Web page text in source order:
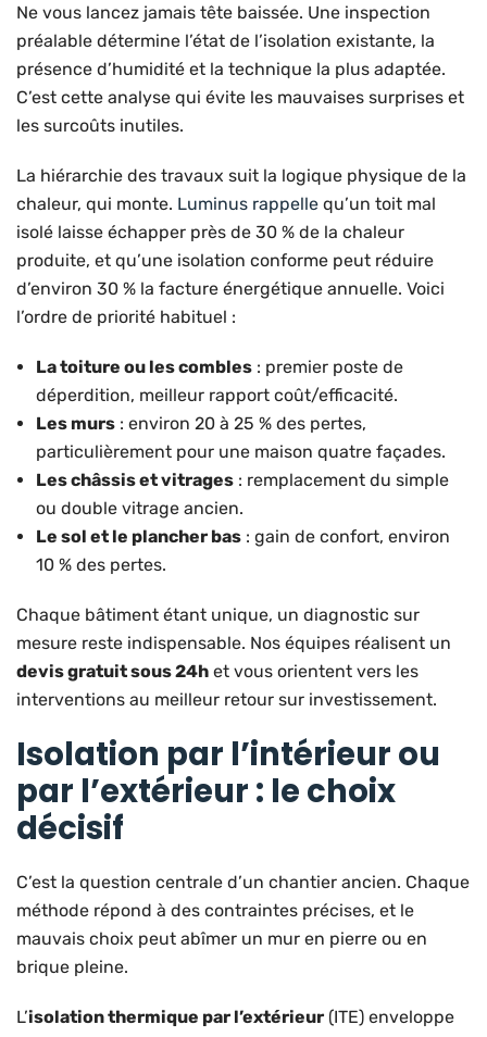
Ne vous lancez jamais tête baissée. Une inspection
préalable détermine l’état de l’isolation existante, la
présence d’humidité et la technique la plus adaptée.
C’est cette analyse qui évite les mauvaises surprises et
les surcoûts inutiles.
La hiérarchie des travaux suit la logique physique de la
chaleur, qui monte. Luminus rappelle qu’un toit mal
isolé laisse échapper près de 30 % de la chaleur
produite, et qu’une isolation conforme peut réduire
d’environ 30 % la facture énergétique annuelle. Voici
l’ordre de priorité habituel :
La toiture ou les combles : premier poste de
déperdition, meilleur rapport coût/efficacité.
Les murs : environ 20 à 25 % des pertes,
particulièrement pour une maison quatre façades.
Les châssis et vitrages : remplacement du simple
ou double vitrage ancien.
Le sol et le plancher bas : gain de confort, environ
10 % des pertes.
Chaque bâtiment étant unique, un diagnostic sur
mesure reste indispensable. Nos équipes réalisent un
devis gratuit sous 24h et vous orientent vers les
interventions au meilleur retour sur investissement.
Isolation par l’intérieur ou
par l’extérieur : le choix
décisif
C’est la question centrale d’un chantier ancien. Chaque
méthode répond à des contraintes précises, et le
mauvais choix peut abîmer un mur en pierre ou en
brique pleine.
L’isolation thermique par l’extérieur (ITE) enveloppe